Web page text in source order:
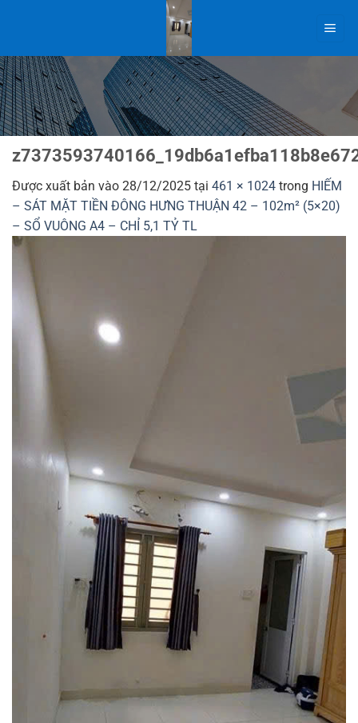
dung
Được xuất bản vào 28/12/2025 tại 461 × 1024 trong HIẾM
– SÁT MẶT TIỀN ĐÔNG HƯNG THUẬN 42 – 102m² (5×20)
– SỔ VUÔNG A4 – CHỈ 5,1 TỶ TL